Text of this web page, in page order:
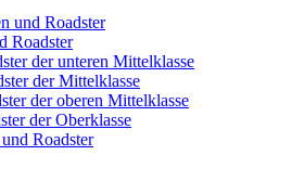
und Roadster
Roadster
der unteren Mittelklasse
der Mittelklasse
der oberen Mittelklasse
der Oberklasse
Roadster